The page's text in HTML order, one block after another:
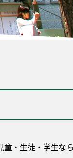
童・生徒・学生な